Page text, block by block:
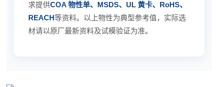
求提供COA 物性单、MSDS、UL 黄卡、RoHS、
REACH等资料。以上物性为典型参考值，实际选
材请以原厂最新资料及试模验证为准。